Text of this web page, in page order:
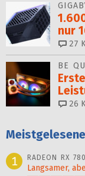
nur
27
BE
26
1
RADEON RX
Langsamer,